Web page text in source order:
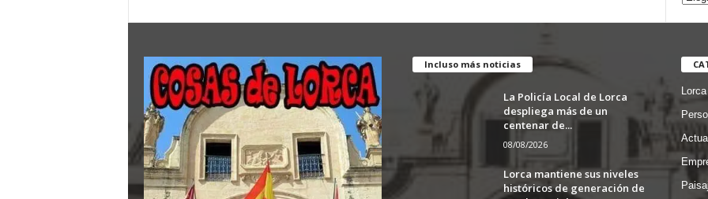
Incluso más noticias
La Policía Local de Lorca
despliega más de un
centenar de...
08/08/2026
Lorca mantiene sus niveles
históricos de generación de
Lorca